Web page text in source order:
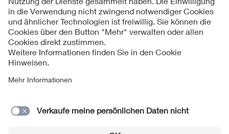
Kontakte
Service
Impressum
Datenschutzinformationen
Cookie Hinweise
Lieferantenportal